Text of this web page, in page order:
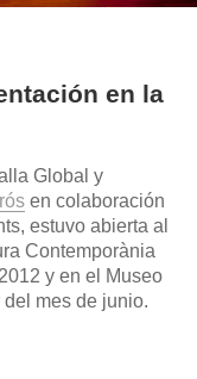
en la
Global y
en colaboración
estuvo abierta al
Contemporània
y en el Museo
mes de junio.